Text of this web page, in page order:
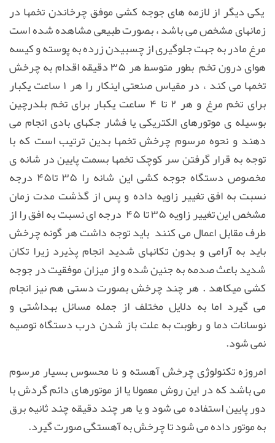
یکی دیگر از لازمه های جوجه کشی موفق چرخاندن تخمها در
زمانهای مشخص می باشد ، بصورت طبیعی مشاهده شده است
مرغ مادر به جهت جلوگیری از چسبیدن زرده به پوسته و کیسه
هوای درون تخم بطور متوسط هر ۳۵ دقیقه اقدام به چرخش
تخمها می کند ، در مقیاس صنعتی اینکار را هر ۱ ساعت یکبار
برای تخم مرغ و هر ۲ تا ۴ ساعت یکبار برای تخم بلدرچین
بوسیله ی موتورهای الکتریکی یا فشار جکهای بادی انجام می
دهند و نحوه مرسوم چرخش تخمها بدین ترتیب است که با
توجه به قرار گرفتن سر کوچک تخمها بسمت پایین در شانه ی
مخصوص دستگاه جوجه کشی این شانه را ۳۵ تا۴۵ درجه
نسبت به افق تغییر زاویه داده و پس از گذشت مدت زمان
مشخص این تغییر زاویه ۳۵ تا ۴۵ درجه ای نسبت به افق را از
طرف مقابل اعمال می کنند باید توجه داشت هر گونه چرخش
باید به آرامی و بدون تکانهای شدید انجام پذیرد زیرا تکان
شدید باعث صدمه به جنین شده و از میزان موفقیت در جوجه
کشی میکاهد . هر چند چرخش بصورت دستی هم نیز انجام
می گیرد اما به دلایل مختلف از جمله مسائل بهداشتی و
نوسانات دما و رطوبت به علت باز شدن درب دستگاه توصیه
نمی شود.
امروزه تکنولوژی چرخش آهسته و نا محسوس بسیار مرسوم
می باشد که در این روش معمولا یا از موتورهای دائم گردش با
دور پایین استفاده می شود و یا هر چند دقیقه چند ثانیه برق
به موتور داده می شود تا چرخش به آهستگی صورت گیرد.